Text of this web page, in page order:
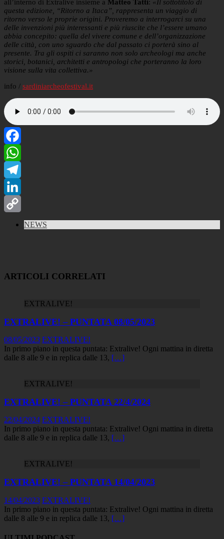
all’interno di Extralive insieme a Matteo Tatti: «Il sottotitolo di
questa edizione, “Ritorno a Itaca”, rappresenta un viaggio di
ritorno verso le proprie origini. Proveremo a interrogarci su una
delle invenzioni più interessanti e più riuscite che l’essere umano
abbia concepito: quella del vivere comune e dell’organizzazione
delle città, con uno sguardo che dal passato ci porterà sino al
presente. Tra gli ospiti ci saranno non solo archeologi ma anche
storici, botanici, architetti e antropologi che porteranno la loro
visione sulla vita collettiva.»
info / sardiniarcheofestival.it
Facebook
WhatsApp
Telegram
LinkedIn
NEWS
ARTICOLI CORRELATI
EXTRALIVE!
EXTRALIVE! – PUNTATA 08/05/2023
08/05/2023 EXTRALIVE!
In primo piano in questa puntata: Extralive! Ogni mattina in diretta
dalle 8 alle 9 e in replica dalle 13, […]
EXTRALIVE!
EXTRALIVE! – PUNTATA 22/4/2024
22/04/2024 EXTRALIVE!
In primo piano in questa puntata: Extralive! Ogni mattina in diretta
dalle 8 alle 9 e in replica dalle 13, […]
EXTRALIVE!
EXTRALIVE! – PUNTATA 14/04/2023
14/04/2023 EXTRALIVE!
In primo piano in questa puntata: Extralive! Ogni mattina in diretta
dalle 8 alle 9 e in replica dalle 13, […]